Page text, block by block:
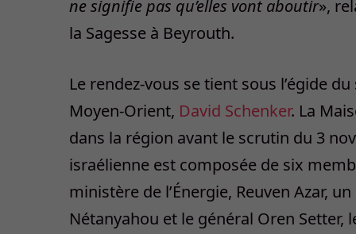
ne signifie pas qu’elles vont aboutir»,
la Sagesse à Beyrouth.
Le rendez-vous se tient sous l’égide
Moyen-Orient, David Schenker. La
dans la région avant le scrutin du 3
israélienne est composée de six
ministère de l’Énergie, Reuven Azar,
Nétanyahou et le général Oren